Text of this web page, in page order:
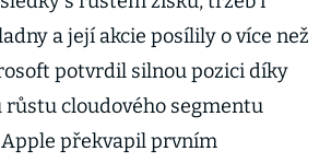
a její akcie posílily o více než
potvrdil silnou pozici díky
cloudového segmentu
překvapil prvním